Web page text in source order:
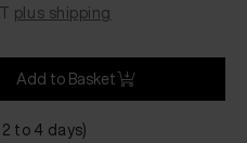
plus shipping
Add to Basket
to 4 days)